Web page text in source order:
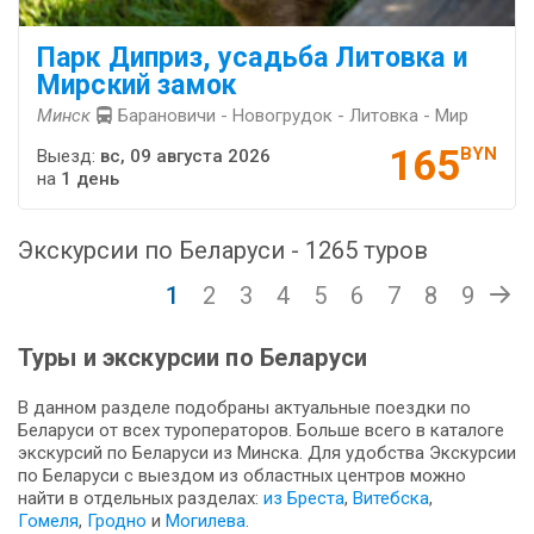
Парк Диприз, усадьба Литовка и
Мирский замок
Минск Барановичи - Новогрудок - Литовка - Мир
165BYN
Выезд: вс, 09 августа 2026
на 1 день
Экскурсии по Беларуси - 1265 туров
1
2 3 4 5 6 7 8 9
Туры и экскурсии по Беларуси
В данном разделе подобраны актуальные поездки по
Беларуси от всех туроператоров. Больше всего в каталоге
экскурсий по Беларуси из Минска. Для удобства Экскурсии
по Беларуси с выездом из областных центров можно
найти в отдельных разделах: из Бреста, Витебска,
Гомеля, Гродно и Могилева.